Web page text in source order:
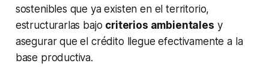
sostenibles que ya existen en el territorio,
estructurarlas bajo criterios ambientales y
asegurar que el crédito llegue efectivamente a la
base productiva.